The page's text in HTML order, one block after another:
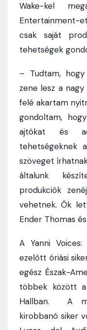
Wake-kel
Entertainment-
csak saját
tehetségek
– Tudtam,
zene lesz a
felé akartam
gondoltam,
ajtókat és
tehetségeknek
szöveget
általunk
produkciók
vehetnek. Ők
Ender Thomas
A Yanni
ezelőtt óriási
egész Észak-
többek között a
Hallban. A
kirobbanó siker